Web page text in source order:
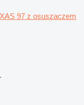
97 z osuszaczem